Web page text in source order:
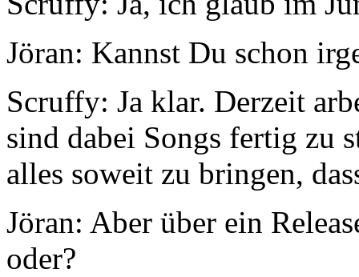
Jöran: Kannst Du schon
Scruffy: Ja klar. Derzeit
sind dabei Songs fertig zu
alles soweit zu bringen,
Jöran: Aber über ein
oder?